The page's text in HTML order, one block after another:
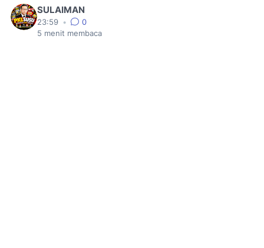
SULAIMAN
23:59 •
0
5 menit membaca